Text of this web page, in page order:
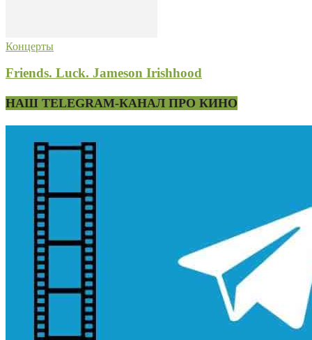
Концерты
Friends. Luck. Jameson Irishhood
НАШ TELEGRAM-КАНАЛ ПРО КИНО